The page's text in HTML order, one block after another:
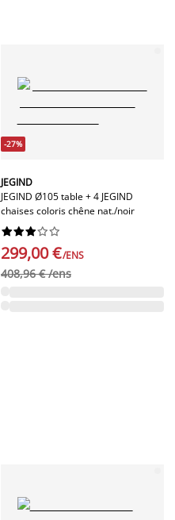
-27%
JEGIND
JEGIND Ø105 table + 4 JEGIND
chaises coloris chêne nat./noir






299,00 €/ENS
408,96 € /ens